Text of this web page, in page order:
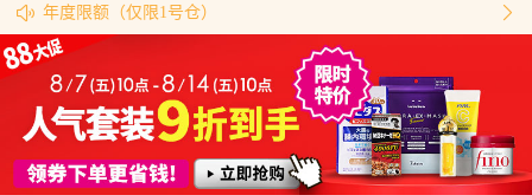
 年度限额（仅限1号仓）
同仓库满5000日元包邮（仅限中国大陆地区）
松本清粉丝群来啦！
跳转搜索结果
